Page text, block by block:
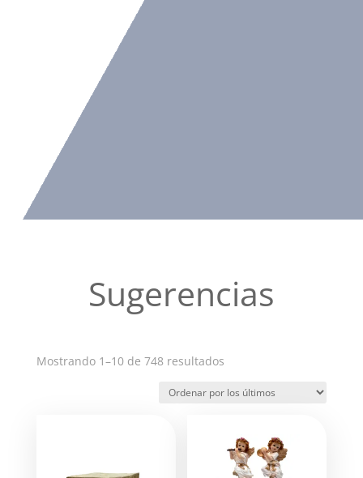
Sugerencias
Mostrando 1–10 de 748 resultadosOrdenado
los